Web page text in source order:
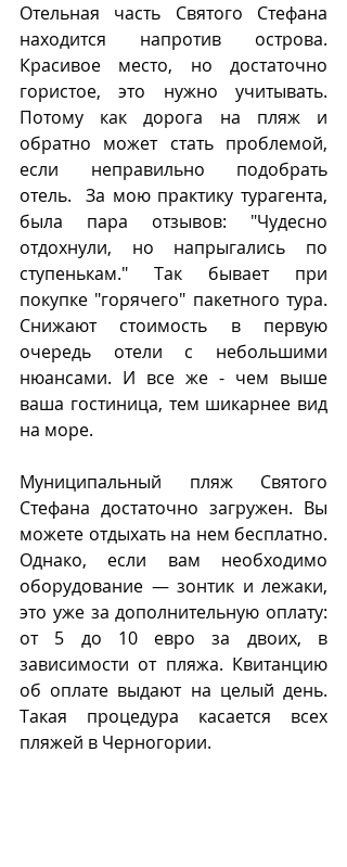
Отельная часть Святого Стефана
находится напротив острова.
Красивое место, но достаточно
гористое, это нужно учитывать.
Потому как дорога на пляж и
обратно может стать проблемой,
если неправильно подобрать
отель.  За мою практику турагента,
была пара отзывов: "Чудесно
отдохнули, но напрыгались по
ступенькам." Так бывает при
покупке "горячего" пакетного тура.
Снижают стоимость в первую
очередь отели с небольшими
нюансами. И все же - чем выше
ваша гостиница, тем шикарнее вид
на море.
Муниципальный пляж Святого
Стефана достаточно загружен. Вы
можете отдыхать на нем бесплатно.
Однако, если вам необходимо
оборудование — зонтик и лежаки,
это уже за дополнительную оплату:
от 5 до 10 евро за двоих, в
зависимости от пляжа. Квитанцию
об оплате выдают на целый день.
Такая процедура касается всех
пляжей в Черногории.